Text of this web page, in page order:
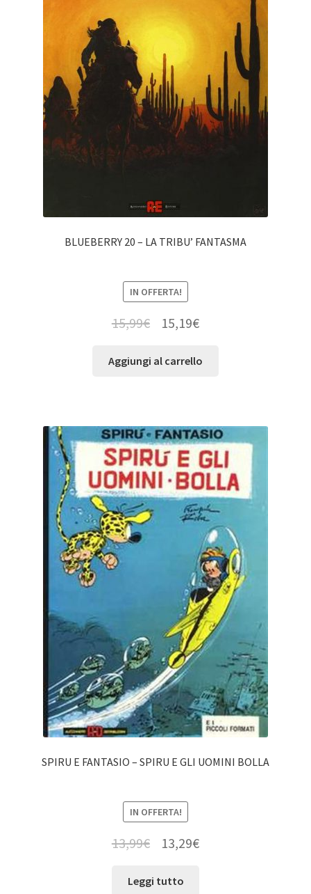
BLUEBERRY 20 – LA TRIBU’ FANTASMA
IN OFFERTA!
15,99€ 15,19€
Aggiungi al carrello
SPIRU E FANTASIO – SPIRU E GLI UOMINI BOLLA
IN OFFERTA!
13,99€ 13,29€
Leggi tutto